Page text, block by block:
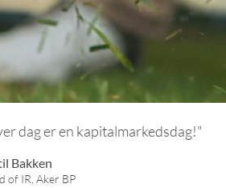
dag er en kapitalmarkedsdag!"
Bakken
of IR, Aker BP